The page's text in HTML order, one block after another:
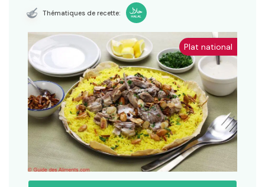
Thématiques de recette:
Plat national